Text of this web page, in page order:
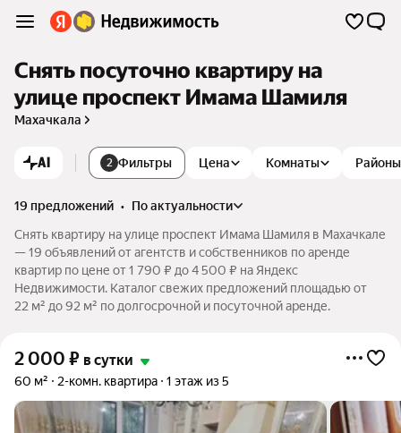
Снять посуточно квартиру на
улице проспект Имама Шамиля
Махачкала
AI 2 Фильтры Цена Комнаты Районы
19 предложений •
по актуальности
Снять квартиру на улице проспект Имама Шамиля в Махачкале
— 19 объявлений от агентств и собственников по аренде
квартир по цене от 1 790 ₽ до 4 500 ₽ на Яндекс
Недвижимости. Каталог свежих предложений площадью от
22 м² до 92 м² по долгосрочной и посуточной аренде.
2 000 ₽ в сутки
60 м² 2-комн. квартира 1 этаж из 5